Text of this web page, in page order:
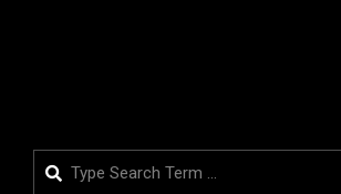
Search